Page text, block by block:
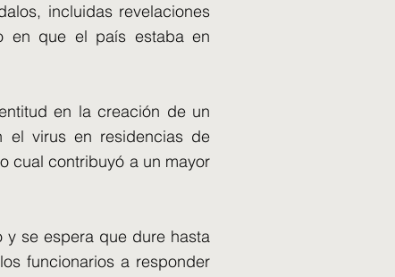
incluidas revelaciones
en que el país estaba en
en la creación de un
el virus en residencias de
cual contribuyó a un mayor
se espera que dure hasta
funcionarios a responder